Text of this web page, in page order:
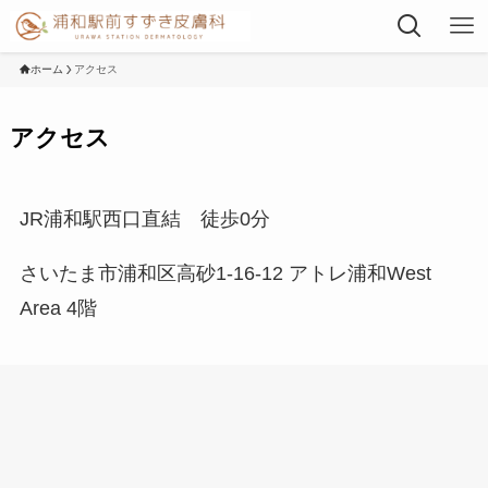
ホーム アクセス
アクセス
JR浦和駅西口直結 徒歩0分
さいたま市浦和区高砂1-16-12 アトレ浦和West
Area 4階